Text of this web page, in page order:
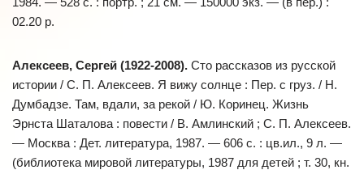
02.20 р.
Алексеев, Сергей (1922-2008). Сто рассказов из русской
истории / С. П. Алексеев. Я вижу солнце : Пер. с груз. / Н.
Думбадзе. Там, вдали, за рекой / Ю. Коринец. Жизнь
Эрнста Шаталова : повести / В. Амлинский ; С. П. Алексеев.
— Москва : Дет. литература, 1987. — 606 с. : цв.ил., 9 л. —
(библиотека мировой литературы, 1987 для детей ; т. 30, кн.